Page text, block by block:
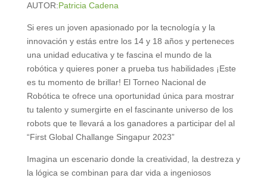
AUTOR:Patricia Cadena
Si eres un joven apasionado por la tecnología y la
innovación y estás entre los 14 y 18 años y perteneces
una unidad educativa y te fascina el mundo de la
robótica y quieres poner a prueba tus habilidades ¡Este
es tu momento de brillar! El Torneo Nacional de
Robótica te ofrece una oportunidad única para mostrar
tu talento y sumergirte en el fascinante universo de los
robots que te llevará a los ganadores a participar del al
“First Global Challange Singapur 2023”
Imagina un escenario donde la creatividad, la destreza y
la lógica se combinan para dar vida a ingeniosos